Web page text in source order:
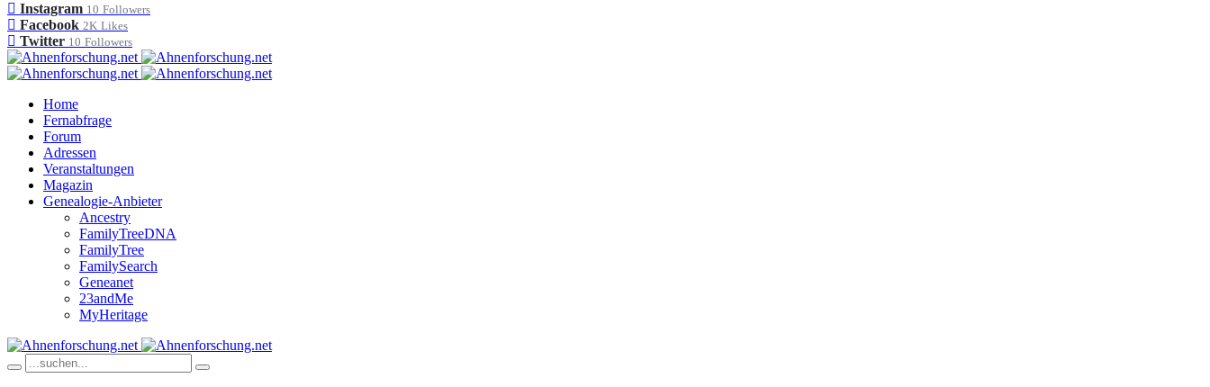
Instagram 10 Followers
Facebook 2K Likes
Twitter 10 Followers
Home
Fernabfrage
Forum
Adressen
Veranstaltungen
Magazin
Genealogie-Anbieter
Ancestry
FamilyTreeDNA
FamilyTree
FamilySearch
Geneanet
23andMe
MyHeritage